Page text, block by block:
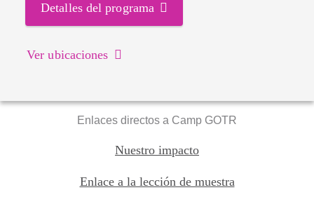
Detalles del programa
Ver ubicaciones
Enlaces directos a Camp GOTR
Nuestro impacto
Enlace a la lección de muestra